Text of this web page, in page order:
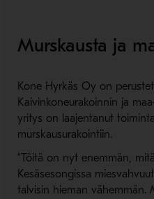
Murskausta ja
Kone Hyrkäs Oy on
Kaivinkoneurakoinnin ja
yritys on laajentanut
murskausurakointiin.
”Töitä on nyt enemmän,
Kesäsesongissa
talvisin hieman vähemmän.